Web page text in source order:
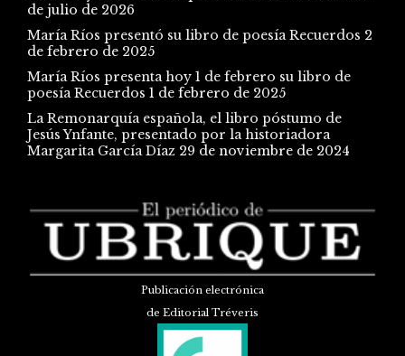
de julio de 2026
María Ríos presentó su libro de poesía Recuerdos 2
de febrero de 2025
María Ríos presenta hoy 1 de febrero su libro de
poesía Recuerdos 1 de febrero de 2025
La Remonarquía española, el libro póstumo de
Jesús Ynfante, presentado por la historiadora
Margarita García Díaz 29 de noviembre de 2024
Publicación electrónica
de Editorial Tréveris